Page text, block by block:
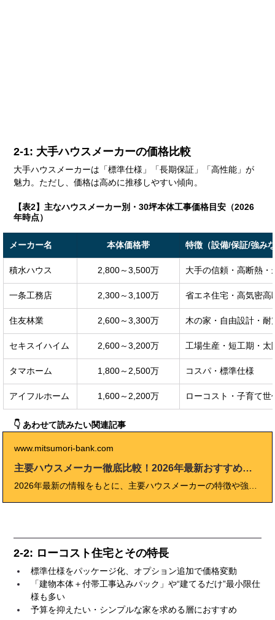
2-1: 大手ハウスメーカーの価格比較
大手ハウスメーカーは「標準仕様」「長期保証」「高性能」が
魅力。ただし、価格は高めに推移しやすい傾向。
【表2】主なハウスメーカー別・30坪本体工事価格目安（2026
年時点）
メーカー名 本体価格帯 特徴（設備/保証/強み
積水ハウス 2,800～3,500万 大手の信頼・高断熱・
一条工務店 2,300～3,100万 省エネ住宅・高気密高
住友林業 2,600～3,300万 木の家・自由設計・耐
セキスイハイム 2,600～3,200万 工場生産・短工期・太
タマホーム 1,800～2,500万 コスパ・標準仕様
アイフルホーム 1,600～2,200万 ローコスト・子育て世
👇 あわせて読みたい関連記事
www.mitsumori-bank.com
主要ハウスメーカー徹底比較！2026年最新おすすめランキングと選び方のポイント
2026年最新の情報をもとに、主要ハウスメーカーの特徴や強み、選び方のポイントを徹底比較。 「どのハウスメーカーが自分や家族に合うのか」「後悔しないためには何を基準に選べばいいのか」と悩む方へ、プロの視点や実際の体験談も交えて詳しく解説しています。 価格や性能、デザイン、アフターサービス、口コミ・評判など、家づくりで本当に大切なポイントを分かりやすくまとめました。 これから注文住宅を検討する方も、すでに複数社を比較している方も必見の内容です。 最新ランキングや地域別おすすめメーカー、見積もり・仕様のチェックポイント、失敗しない選び方のコツまで、家づくりで後悔しないための決定版ガイドです。
2-2: ローコスト住宅とその特長
標準仕様をパッケージ化、オプション追加で価格変動
「建物本体＋付帯工事込みパック」や“建てるだけ”最小限仕
様も多い
予算を抑えたい・シンプルな家を求める層におすすめ